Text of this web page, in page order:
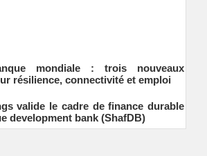
mondiale : trois nouveaux
résilience, connectivité et emploi
valide le cadre de finance durable
development bank (ShafDB)